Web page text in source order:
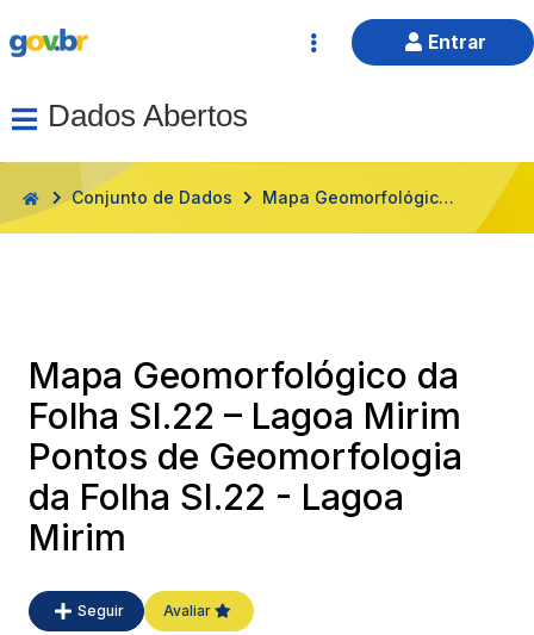
Entrar
Dados Abertos
HOME Conjunto de Dados Mapa Geomorfológico da Folha SI.22 – Lagoa Mirim Pontos de Geomorfologia da Folha SI.22 - Lagoa Mirim
Mapa Geomorfológico da
Folha SI.22 – Lagoa Mirim
Pontos de Geomorfologia
da Folha SI.22 - Lagoa
Mirim
Seguir Avaliar